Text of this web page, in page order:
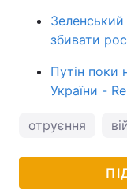
збивати
Путін поки
України -
отруєння